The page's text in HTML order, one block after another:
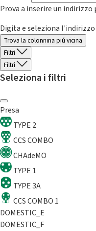
Prova a inserire un indirizzo
Digita e seleziona
Trova la colonnina piú vicina
Filtri
Filtri
Seleziona i filtri
Presa
TYPE 2
CCS COMBO
CHAdeMO
TYPE 1
TYPE 3A
CCS COMBO 1
DOMESTIC_E
DOMESTIC_F